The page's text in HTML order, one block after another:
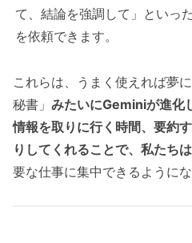
て、結論を強調して」といっ
を依頼できます。
これらは、うまく使えれば夢
秘書」 みたいにGeminiが進化
情報を取りに行く時間、要約
りしてくれることで、私たちは
要な仕事に集中できるようにな